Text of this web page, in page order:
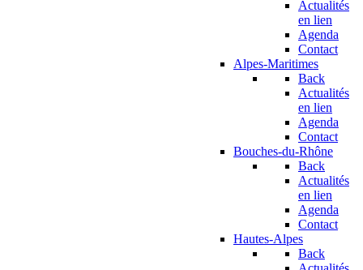
Actualités
en lien
Agenda
Contact
Alpes-Maritimes
Back
Actualités
en lien
Agenda
Contact
Bouches-du-Rhône
Back
Actualités
en lien
Agenda
Contact
Hautes-Alpes
Back